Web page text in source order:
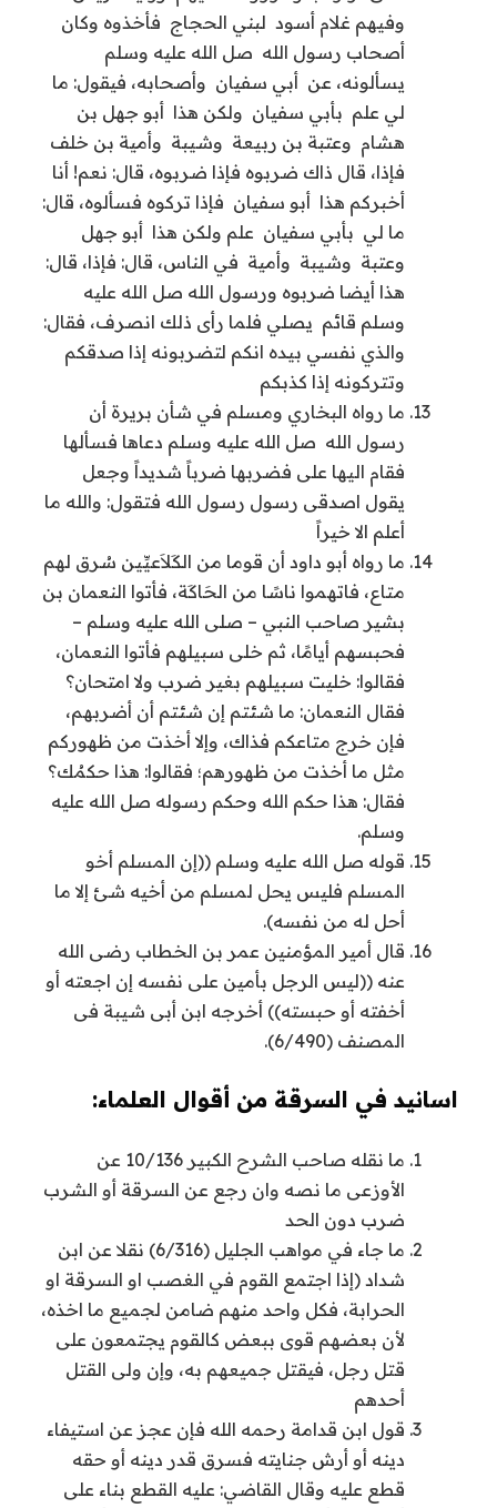
‏وفيهم غلام أسود ‏ ‏لبني الحجاج ‏ ‏فأخذوه وكان ‏
‏أصحاب رسول الله ‏ صل الله عليه وسلم ‏
‏يسألونه، عن ‏ ‏أبي سفيان ‏ ‏وأصحابه، فيقول: ما
لي علم ‏ ‏بأبي سفيان ‏ ‏ولكن هذا ‏ ‏أبو جهل بن
هشام ‏ ‏وعتبة بن ربيعة ‏ ‏وشيبة ‏ ‏وأمية بن خلف ‏
‏فإذا، قال ذاك ضربوه فإذا ضربوه، قال: نعم! أنا
أخبركم هذا ‏ ‏أبو سفيان ‏ ‏فإذا تركوه فسألوه، قال:
ما لي ‏ ‏بأبي سفيان ‏ ‏علم ولكن هذا ‏ ‏أبو جهل ‏
‏وعتبة ‏ ‏وشيبة ‏ ‏وأمية ‏ ‏في الناس، قال: فإذا، قال:
هذا أيضا ضربوه ورسول الله صل الله عليه
وسلم ‏قائم ‏ ‏يصلي فلما رأى ذلك انصرف، فقال:
والذي نفسي بيده انكم لتضربونه إذا صدقكم
وتتركونه إذا كذبكم
ما رواه البخاري ومسلم في شأن بريرة أن
رسول الله ‏ صل الله عليه وسلم دعاها فسألها
فقام اليها على فضربها ضرباً شديداً وجعل
يقول اصدقى رسول رسول الله فتقول: والله ما
أعلم الا خيراً
ما رواه أبو داود أن قوما من الكَلاَعيِّين سُرق لهم
متاع، فاتهموا ناسًا من الحَاكَة، فأتوا النعمان بن
بشير صاحب النبي – صلى الله عليه وسلم –
فحبسهم أيامًا، ثم خلى سبيلهم فأتوا النعمان،
فقالوا: خليت سبيلهم بغير ضرب ولا امتحان؟
فقال النعمان: ما شئتم إن شئتم أن أضربهم،
فإن خرج متاعكم فذاك، وإلا أخذت من ظهوركم
مثل ما أخذت من ظهورهم؛ فقالوا: هذا حكمُك؟
فقال: هذا حكم الله وحكم رسوله صل الله عليه
وسلم.
قوله صل الله عليه وسلم ((إن المسلم أخو
المسلم فليس يحل لمسلم من أخيه شئ إلا ما
أحل له من نفسه).
قال أمير المؤمنين عمر بن الخطاب رضى الله
عنه ((ليس الرجل بأمين على نفسه إن اجعته أو
أخفته أو حبسته)) أخرجه ابن أبى شيبة فى
المصنف (6/490).
اسانيد في السرقة من أقوال العلماء:
ما نقله صاحب الشرح الكبير 10/136 عن
الأوزعى ما نصه وان رجع عن السرقة أو الشرب
ضرب دون الحد
ما جاء في مواهب الجليل (6/316) نقلا عن ابن
شداد (إذا اجتمع القوم في الغصب او السرقة او
الحرابة، فكل واحد منهم ضامن لجميع ما اخذه،
لأن بعضهم قوى ببعض كالقوم يجتمعون على
قتل رجل، فيقتل جميعهم به، وإن ولى القتل
أحدهم
قول ابن قدامة رحمه الله فإن عجز عن استيفاء
دينه أو أرش جنايته فسرق قدر دينه أو حقه
قطع عليه وقال القاضي: عليه القطع بناء على